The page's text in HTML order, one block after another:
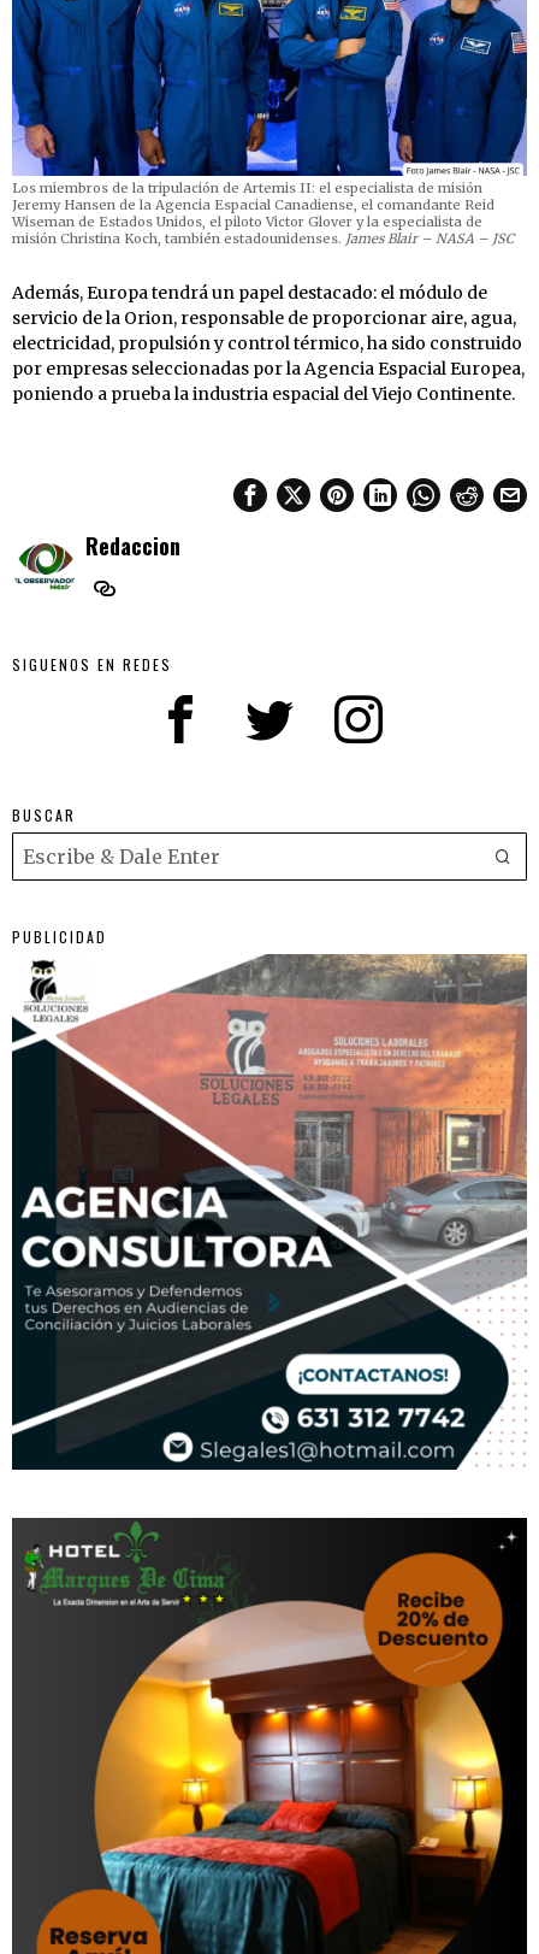
Los miembros de la tripulación de Artemis II: el especialista de misión
Jeremy Hansen de la Agencia Espacial Canadiense, el comandante Reid
Wiseman de Estados Unidos, el piloto Victor Glover y la especialista de
misión Christina Koch, también estadounidenses. James Blair – NASA – JSC
Además, Europa tendrá un papel destacado: el módulo de
servicio de la Orion, responsable de proporcionar aire, agua,
electricidad, propulsión y control térmico, ha sido construido
por empresas seleccionadas por la Agencia Espacial Europea,
poniendo a prueba la industria espacial del Viejo Continente.
Redaccion
SIGUENOS EN REDES
BUSCAR
PUBLICIDAD